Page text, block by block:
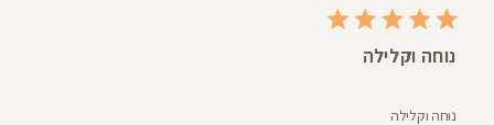
נוחה וקלילה
נוחה וקלילה